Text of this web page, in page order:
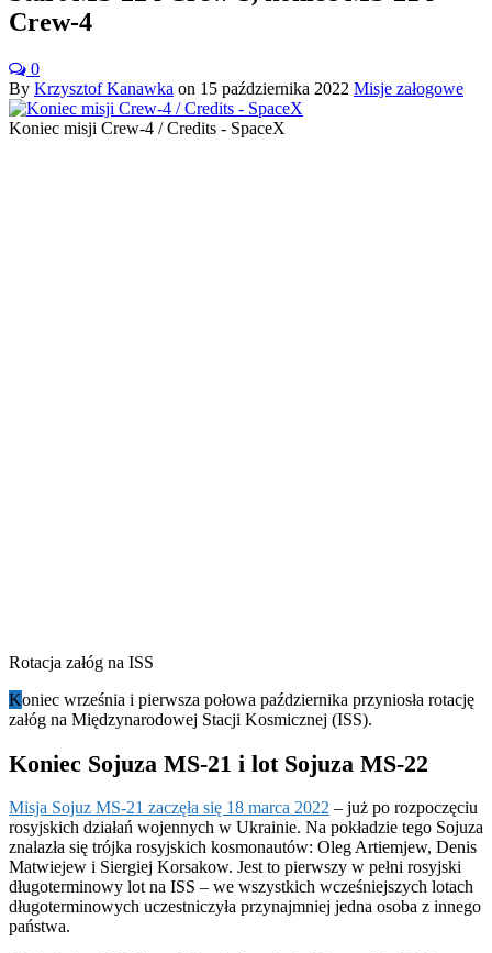
Crew-4
0
By Krzysztof Kanawka on 15 października 2022 Misje załogowe
Koniec misji Crew-4 / Credits - SpaceX
Rotacja załóg na ISS
Koniec września i pierwsza połowa października przyniosła rotację
załóg na Międzynarodowej Stacji Kosmicznej (ISS).
Koniec Sojuza MS-21 i lot Sojuza MS-22
Misja Sojuz MS-21 zaczęła się 18 marca 2022 – już po rozpoczęciu
rosyjskich działań wojennych w Ukrainie. Na pokładzie tego Sojuza
znalazła się trójka rosyjskich kosmonautów: Oleg Artiemjew, Denis
Matwiejew i Siergiej Korsakow. Jest to pierwszy w pełni rosyjski
długoterminowy lot na ISS – we wszystkich wcześniejszych lotach
długoterminowych uczestniczyła przynajmniej jedna osoba z innego
państwa.